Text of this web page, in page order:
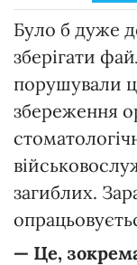
Було б дуже
зберігати
порушували
збереження
загиблих.
— Це,